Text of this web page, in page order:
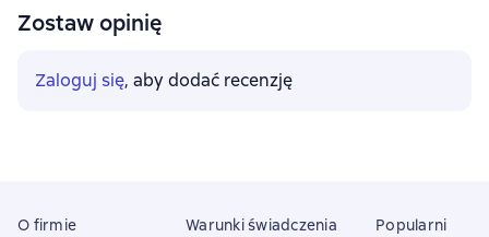
Zostaw opinię
Zaloguj się, aby dodać recenzję
O firmie Warunki świadczenia Popularni